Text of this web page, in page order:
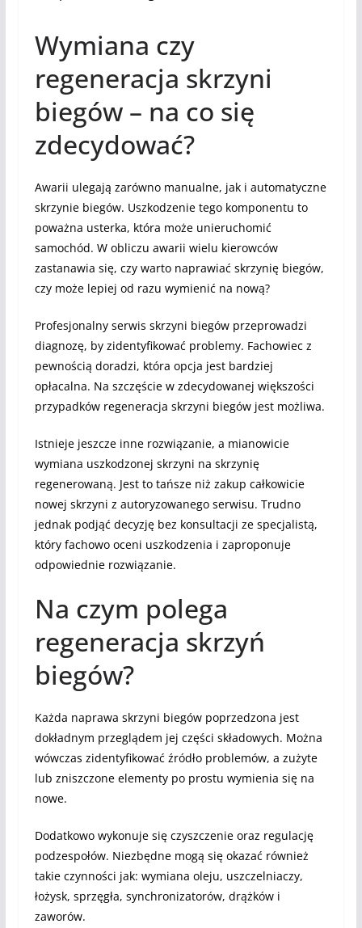
Wymiana czy
regeneracja skrzyni
biegów – na co się
zdecydować?
Awarii ulegają zarówno manualne, jak i automatyczne
skrzynie biegów. Uszkodzenie tego komponentu to
poważna usterka, która może unieruchomić
samochód. W obliczu awarii wielu kierowców
zastanawia się, czy warto naprawiać skrzynię biegów,
czy może lepiej od razu wymienić na nową?
Profesjonalny serwis skrzyni biegów przeprowadzi
diagnozę, by zidentyfikować problemy. Fachowiec z
pewnością doradzi, która opcja jest bardziej
opłacalna. Na szczęście w zdecydowanej większości
przypadków regeneracja skrzyni biegów jest możliwa.
Istnieje jeszcze inne rozwiązanie, a mianowicie
wymiana uszkodzonej skrzyni na skrzynię
regenerowaną. Jest to tańsze niż zakup całkowicie
nowej skrzyni z autoryzowanego serwisu. Trudno
jednak podjąć decyzję bez konsultacji ze specjalistą,
który fachowo oceni uszkodzenia i zaproponuje
odpowiednie rozwiązanie.
Na czym polega
regeneracja skrzyń
biegów?
Każda naprawa skrzyni biegów poprzedzona jest
dokładnym przeglądem jej części składowych. Można
wówczas zidentyfikować źródło problemów, a zużyte
lub zniszczone elementy po prostu wymienia się na
nowe.
Dodatkowo wykonuje się czyszczenie oraz regulację
podzespołów. Niezbędne mogą się okazać również
takie czynności jak: wymiana oleju, uszczelniaczy,
łożysk, sprzęgła, synchronizatorów, drążków i
zaworów.